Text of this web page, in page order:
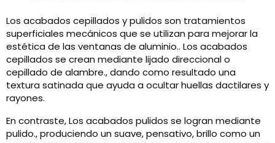
Los acabados cepillados y pulidos son tratamientos
superficiales mecánicos que se utilizan para mejorar la
estética de las ventanas de aluminio.. Los acabados
cepillados se crean mediante lijado direccional o
cepillado de alambre., dando como resultado una
textura satinada que ayuda a ocultar huellas dactilares y
rayones.
En contraste, Los acabados pulidos se logran mediante
pulido., produciendo un suave, pensativo, brillo como un